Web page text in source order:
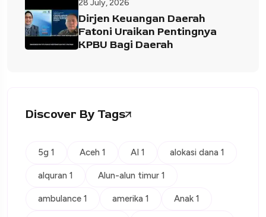
28 July, 2026
Dirjen Keuangan Daerah
Fatoni Uraikan Pentingnya
KPBU Bagi Daerah
Discover By Tags
5g 1 Aceh 1 AI 1 alokasi dana 1
alquran 1 Alun-alun timur 1
ambulance 1 amerika 1 Anak 1